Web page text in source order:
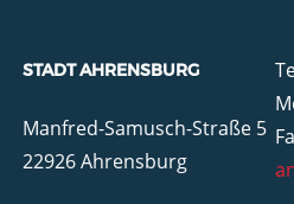
STADT AHRENSBURG
Manfred-Samusch-Straße 5
22926 Ahrensburg